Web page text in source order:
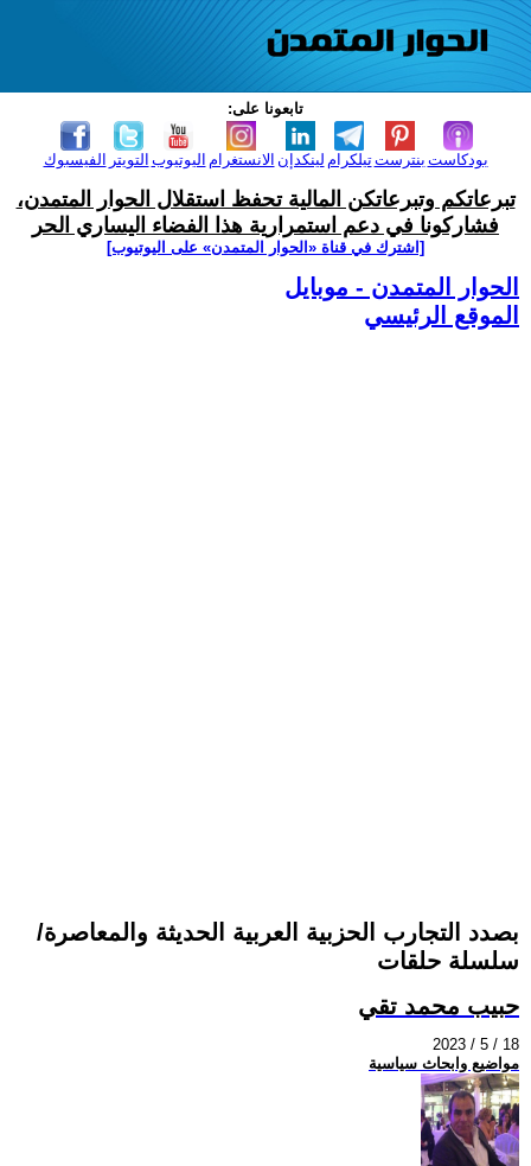
تابعونا على:
الفيسبوك التويتر اليوتيوب الانستغرام لينكدإن تيلكرامبنترست بودكاست
تبرعاتكم وتبرعاتكن المالية تحفظ استقلال الحوار المتمدن،
فشاركونا في دعم استمرارية هذا الفضاء اليساري الحر
[اشترك في قناة ‫«الحوار المتمدن» على اليوتيوب]
الحوار المتمدن - موبايل
الموقع الرئيسي
بصدد التجارب الحزبية العربية الحديثة والمعاصرة/
سلسلة حلقات
حبيب محمد تقي
2023 / 5 / 18
مواضيع وابحاث سياسية